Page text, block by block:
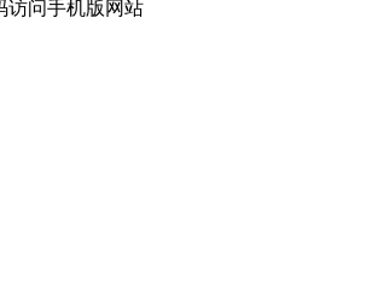
访问手机版网站